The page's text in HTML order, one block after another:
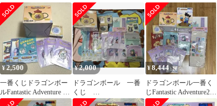
B賞 Ｅ賞
バイク ウーロン シ
ェンロン
¥2,500
一番くじドラゴンボー
ルFantastic Adventure 2
B賞 他7点
¥2,000
ドラゴンボール 一番
くじ
FantasticAdventure2 B
¥8,444
ドラゴンボール一番く
じFantastic Adventure2
ABCD+下位